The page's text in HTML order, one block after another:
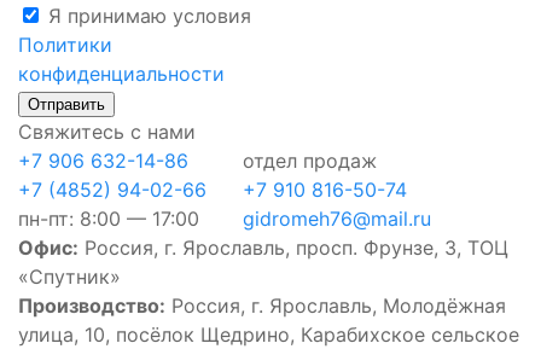
Я принимаю условия
Политики
конфиденциальности
Отправить
Свяжитесь с нами
+7 906 632-14-86
+7 (4852) 94-02-66
пн-пт: 8:00 — 17:00
отдел продаж
+7 910 816-50-74
gidromeh76@mail.ru
Офис: Россия, г. Ярославль, просп. Фрунзе, 3, ТОЦ
«Спутник»
Производство: Россия, г. Ярославль, Молодёжная
улица, 10, посёлок Щедрино, Карабихское сельское